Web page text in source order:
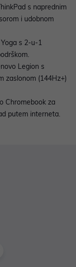
s naprednim
i udobnom
s 2-u-1
Legion s
zaslonom (144Hz+)
Chromebook za
putem interneta.